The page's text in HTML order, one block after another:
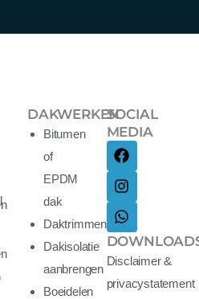
DAKWERKEN
Bitumen
of
EPDM
dak
Daktrimmen
Dakisolatie
aanbrengen
Boeidelen
SOCIAL
MEDIA
F
a
c
e
b
o
o
I
n
s
t
a
g
r
m
W
h
a
t
s
a
p
Disclaimer &
privacystatement